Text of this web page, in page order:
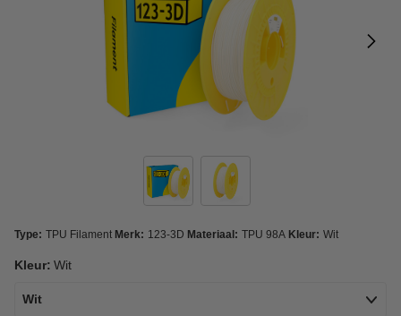
Type: TPU Filament Merk: 123-3D Materiaal: TPU 98A Kleur: Wit
Kleur: Wit
Wit